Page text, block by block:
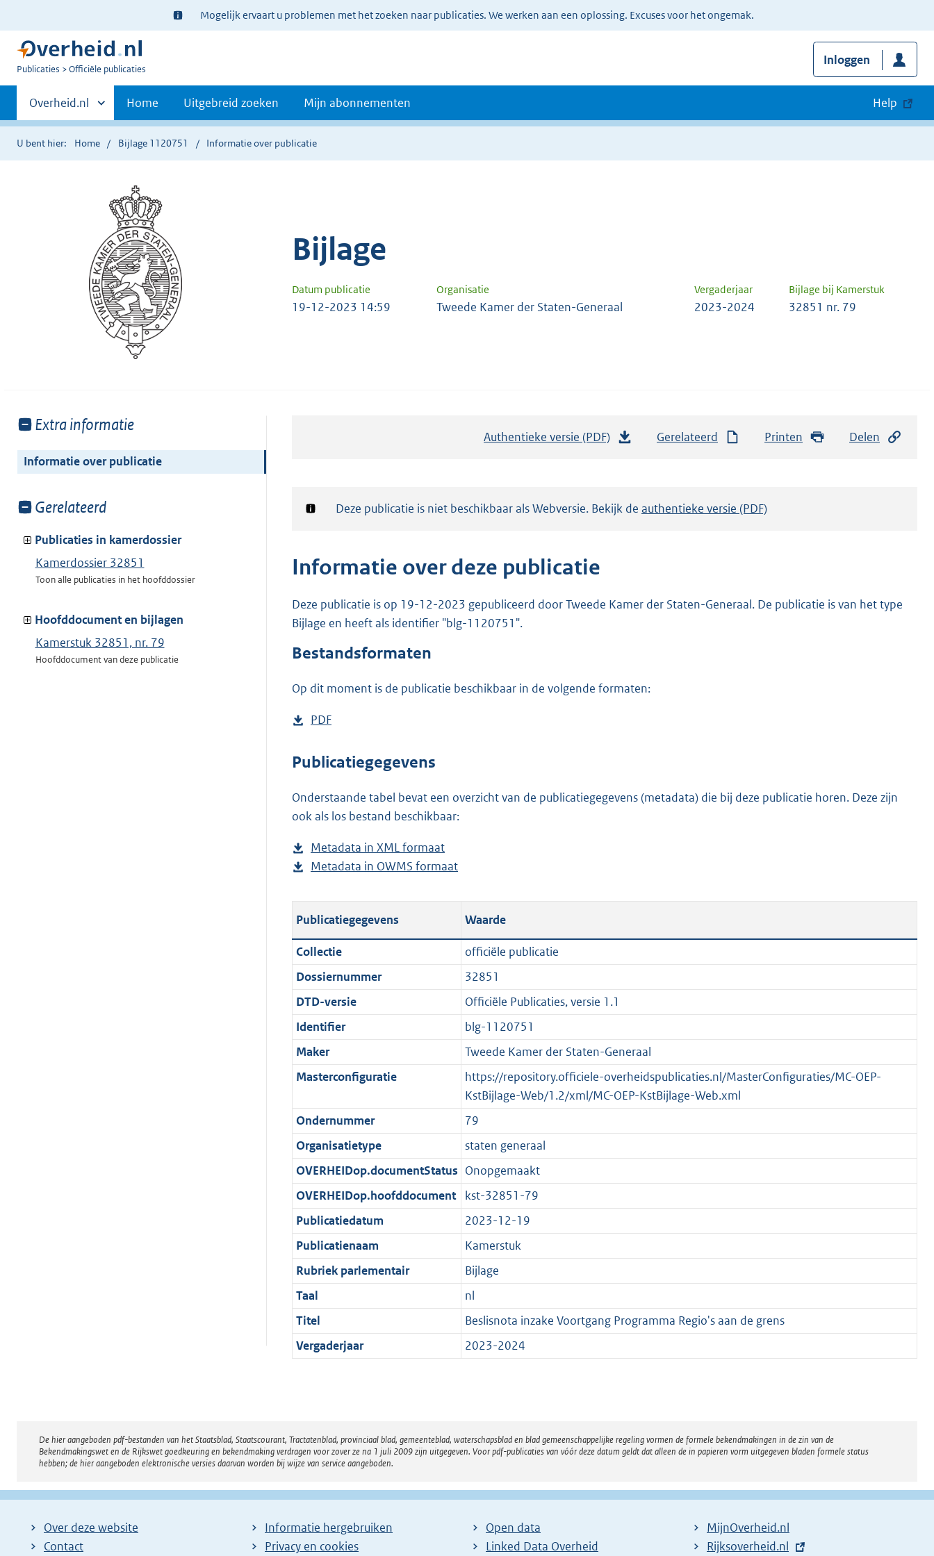
Ter
informatie:
Mogelijk ervaart u problemen met het zoeken naar publicaties. We werken aan een oplossing. Excuses voor het ongemak.
U
Publicaties Officiële publicaties
Inloggen
Primaire
navigatie
Andere
sites
binnen
Overheid.nl Home Uitgebreid zoeken Mijn abonnementen Help
U bent hier: Home Bijlage 1120751 Informatie over publicatie
Bijlage
Datum publicatie Organisatie Vergaderjaar Bijlage bij Kamerstuk
19-12-2023 14:59 Tweede Kamer der Staten-Generaal 2023-2024 32851 nr. 79
Toon
van:
Extra informatie
Informatie over publicatie
Toon
van:
Gerelateerd
Publicaties in kamerdossier
Kamerdossier 32851
Toon alle publicaties in het hoofddossier
Hoofddocument en bijlagen
Kamerstuk 32851, nr. 79
Hoofddocument van deze publicatie
Authentieke versie (PDF)
a
r
M
Gerelateerd Printen Delen
Notificatie:
Deze publicatie is niet beschikbaar als Webversie. Bekijk de authentieke versie (PDF)
Informatie over deze publicatie
Deze publicatie is op 19-12-2023 gepubliceerd door Tweede Kamer der Staten-Generaal. De publicatie is van het type
Bijlage en heeft als identifier "blg-1120751".
Bestandsformaten
Op dit moment is de publicatie beschikbaar in de volgende formaten:
D
w
l
o
d
p
l
i
c
a
t
i
e
i
n
o
r
m
a
a
t
PDF
s
a
n
s
g
o
t
t
e
:
1
,
M
Publicatiegegevens
Onderstaande tabel bevat een overzicht van de publicatiegegevens (metadata) die bij deze publicatie horen. Deze zijn
ook als los bestand beschikbaar:
Metadata in XML formaat
e
t
n
r
e
K
b
Metadata in OWMS formaat
s
a
g
t
K
Publicatiegegevens Waarde
Collectie
officiële publicatie
Dossiernummer
32851
DTD-versie
Officiële Publicaties, versie 1.1
Identifier
blg-1120751
Maker
Tweede Kamer der Staten-Generaal
Masterconfiguratie
https://repository.officiele-overheidspublicaties.nl/MasterConfiguraties/MC-OEP-
KstBijlage-Web/1.2/xml/MC-OEP-KstBijlage-Web.xml
Ondernummer
79
Organisatietype
staten generaal
OVERHEIDop.documentStatus Onopgemaakt
OVERHEIDop.hoofddocument
kst-32851-79
Publicatiedatum
2023-12-19
Publicatienaam
Kamerstuk
Rubriek parlementair
Bijlage
Taal
nl
Titel
Beslisnota inzake Voortgang Programma Regio's aan de grens
Vergaderjaar
2023-2024
Disclaimer
De hier aangeboden pdf-bestanden van het Staatsblad, Staatscourant, Tractatenblad, provinciaal blad, gemeenteblad, waterschapsblad en blad gemeenschappelijke regeling vormen de formele bekendmakingen in de zin van de
Bekendmakingswet en de Rijkswet goedkeuring en bekendmaking verdragen voor zover ze na 1 juli 2009 zijn uitgegeven. Voor pdf-publicaties van vóór deze datum geldt dat alleen de in papieren vorm uitgegeven bladen formele status
hebben; de hier aangeboden elektronische versies daarvan worden bij wijze van service aangeboden.
Over deze website
Contact
Informatie hergebruiken
Privacy en cookies
Open data
Linked Data Overheid
MijnOverheid.nl
E
Rijksoverheid.nl